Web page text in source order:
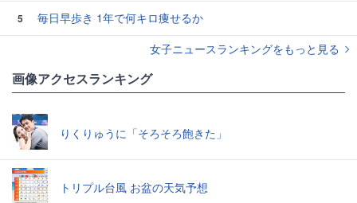
5
毎日早歩き 1年で何キロ痩せるか
女子ニュースランキングをもっと見る
画像アクセスランキング
りくりゅうに「そろそろ飽きた」
トリプル台風 お盆の天気予想